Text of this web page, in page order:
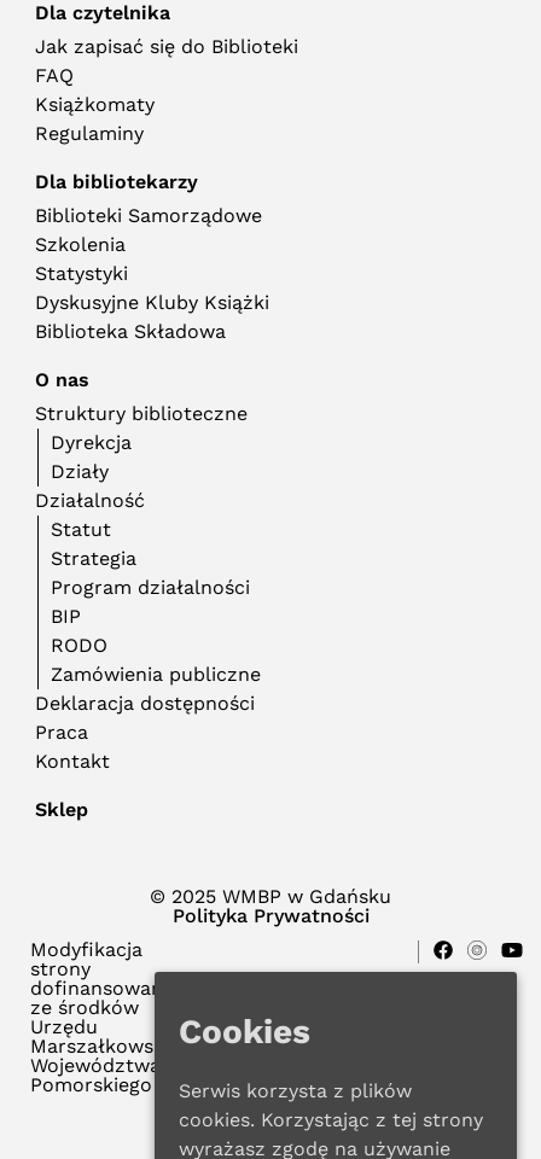
Dla czytelnika
Jak zapisać się do Biblioteki
FAQ
Książkomaty
Regulaminy
Dla bibliotekarzy
Biblioteki Samorządowe
Szkolenia
Statystyki
Dyskusyjne Kluby Książki
Biblioteka Składowa
O nas
Struktury biblioteczne
Dyrekcja
Działy
Działalność
Statut
Strategia
Program działalności
BIP
RODO
Zamówienia publiczne
Deklaracja dostępności
Praca
Kontakt
Sklep
© 2025 WMBP w Gdańsku
Polityka Prywatności
Modyfikacja
strony
dofinansowana
ze środków
Urzędu
Marszałkowskiego
Województwa
Pomorskiego
Cookies
Serwis korzysta z plików
cookies. Korzystając z tej strony
wyrażasz zgodę na używanie